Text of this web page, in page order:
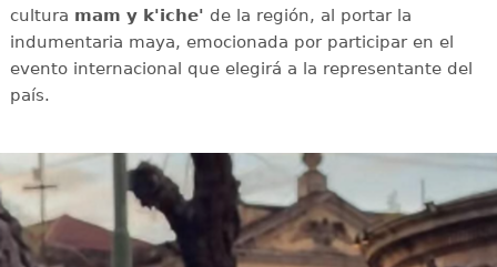
cultura mam y k'iche' de la región, al portar la
indumentaria maya, emocionada por participar en el
evento internacional que elegirá a la representante del
país.